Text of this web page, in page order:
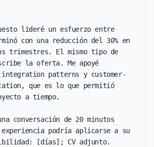
lideré un esfuerzo entre
con una reducción del 30% en
trimestres. El mismo tipo de
la oferta. Me apoyé
integration patterns y customer-
que es lo que permitió
a tiempo.
conversación de 20 minutos
experiencia podría aplicarse a su
[días]; CV adjunto.